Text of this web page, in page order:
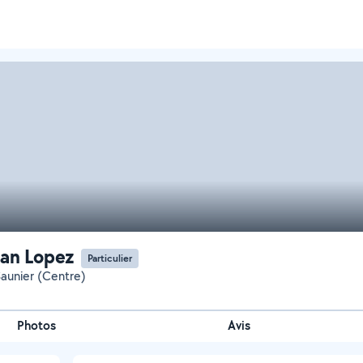
Lopez Particulier
(Centre)
Photos Avis